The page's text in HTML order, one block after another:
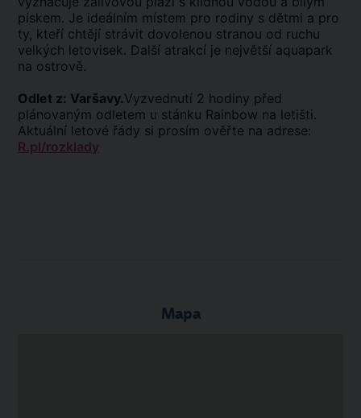
pískem. Je ideálním místem pro rodiny s dětmi a pro
ty, kteří chtějí strávit dovolenou stranou od ruchu
velkých letovisek. Další atrakcí je největší aquapark
na ostrově.
Odlet z: Varšavy.Vyzvednutí 2 hodiny před
plánovaným odletem u stánku Rainbow na letišti.
Aktuální letové řády si prosím ověřte na adrese:
R.pl/rozklady
Mapa